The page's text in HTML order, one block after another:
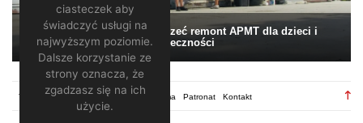
Pomagamy. Warto wesprzeć remont APMT dla dzieci i
społeczności
Regulamin Redakcja Reklama Patronat Kontakt
ciasteczek aby
świadczyć usługi na
najwyższym poziomie.
Dalsze korzystanie ze
strony oznacza, że
zgadzasz się na ich
użycie.